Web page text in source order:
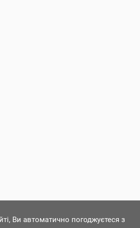
Ви автоматично погоджуєтеся з